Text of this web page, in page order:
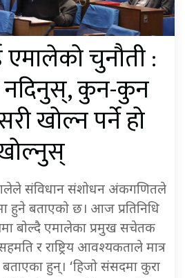
चुनौती :
नदिनुस्, कुन-कुन
खोल्न पर्ने हो
संविधान संशोधन अंकगणितले
हुने बताएको छ। आज प्रतिनिधि
बोल्दै एमालेका प्रमुख सचेतक
र राष्ट्रिय आवश्यकताले मात्र
हुन्। ‘हिजो संसदमा कुरा